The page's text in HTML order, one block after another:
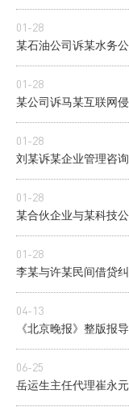
01-28
某石油公司诉某水务
01-28
某公司诉马某互联网
01-28
刘某诉某企业管理咨
01-28
某合伙企业与某科技
01-28
李某与许某民间借贷
04-13
《北京晚报》整版报
06-25
岳运生主任代理崔永